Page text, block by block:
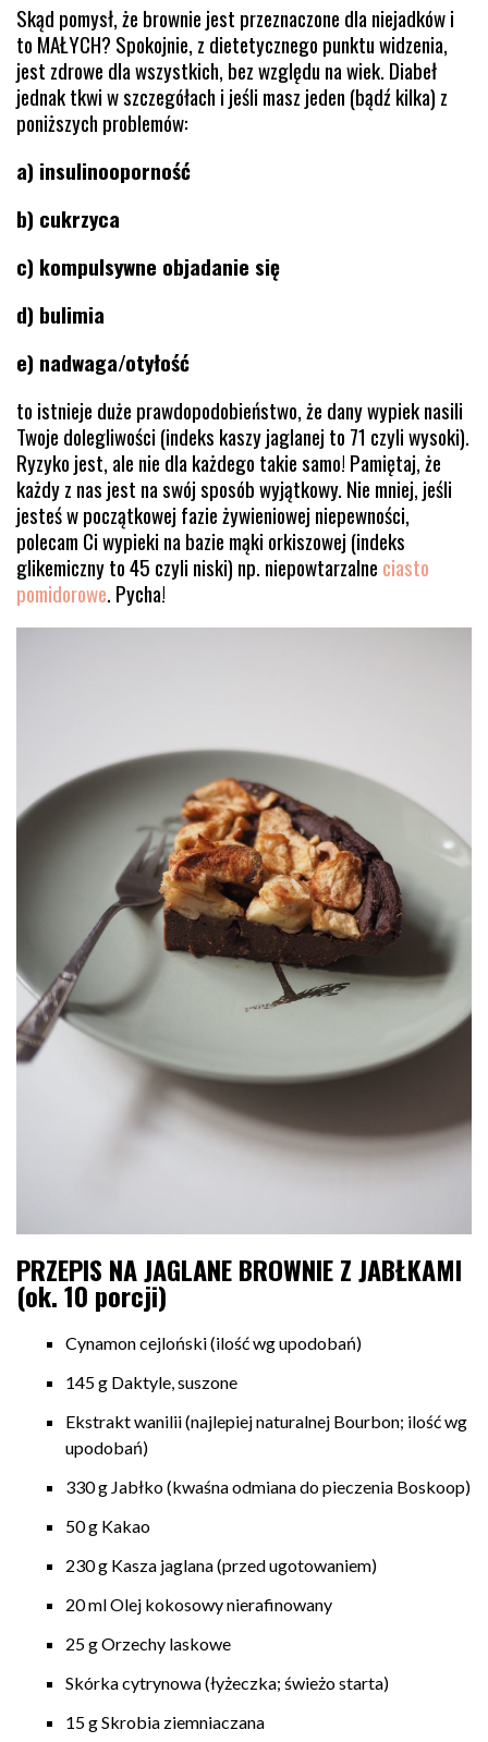
Skąd pomysł, że brownie jest przeznaczone dla niejadków i
to MAŁYCH? Spokojnie, z dietetycznego punktu widzenia,
jest zdrowe dla wszystkich, bez względu na wiek. Diabeł
jednak tkwi w szczegółach i jeśli masz jeden (bądź kilka) z
poniższych problemów:
a) insulinooporność
b) cukrzyca
c) kompulsywne objadanie się
d) bulimia
e) nadwaga/otyłość
to istnieje duże prawdopodobieństwo, że dany wypiek nasili
Twoje dolegliwości (indeks kaszy jaglanej to 71 czyli wysoki).
Ryzyko jest, ale nie dla każdego takie samo! Pamiętaj, że
każdy z nas jest na swój sposób wyjątkowy. Nie mniej, jeśli
jesteś w początkowej fazie żywieniowej niepewności,
polecam Ci wypieki na bazie mąki orkiszowej (indeks
glikemiczny to 45 czyli niski) np. niepowtarzalne ciasto
pomidorowe. Pycha!
PRZEPIS NA JAGLANE BROWNIE Z JABŁKAMI
(ok. 10 porcji)
Cynamon cejloński (ilość wg upodobań)
145 g Daktyle, suszone
Ekstrakt wanilii (najlepiej naturalnej Bourbon; ilość wg
upodobań)
330 g Jabłko (kwaśna odmiana do pieczenia Boskoop)
50 g Kakao
230 g Kasza jaglana (przed ugotowaniem)
20 ml Olej kokosowy nierafinowany
25 g Orzechy laskowe
Skórka cytrynowa (łyżeczka; świeżo starta)
15 g Skrobia ziemniaczana